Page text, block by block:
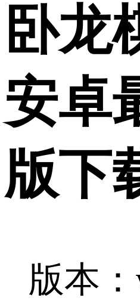
卧龙
安卓
版下
版本